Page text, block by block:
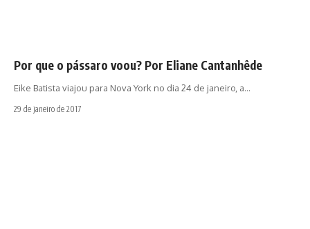
Por que o pássaro voou? Por Eliane Cantanhêde
Eike Batista viajou para Nova York no dia 24 de janeiro, a…
29 de janeiro de 2017